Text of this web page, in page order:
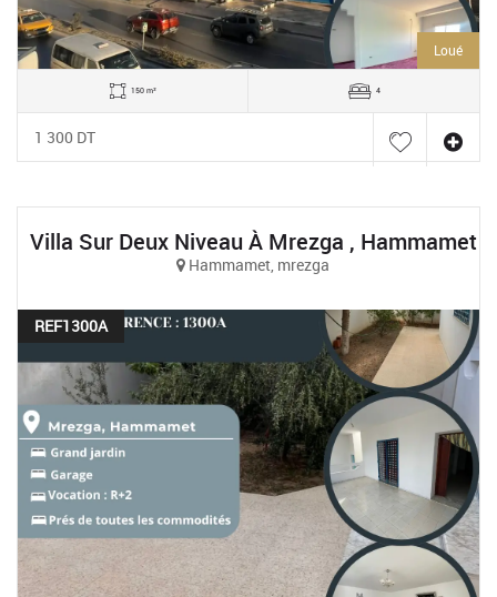
Loué
150 m² 4
1 300 DT
Villa Sur Deux Niveau À Mrezga , Hammamet
Hammamet, mrezga
REF1300A